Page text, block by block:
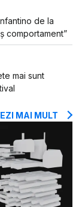
de la
comportament”
mai sunt
MAI MULT